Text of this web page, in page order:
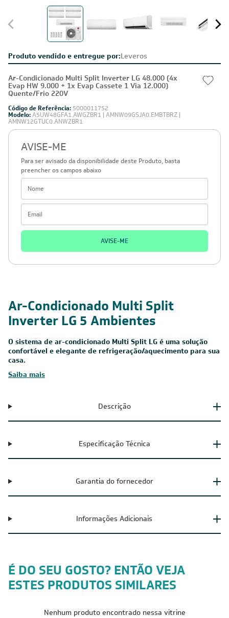
Produto vendido e entregue por:Leveros
Ar-Condicionado Multi Split Inverter LG 48.000 (4x
Evap HW 9.000 + 1x Evap Cassete 1 Via 12.000)
Quente/Frio 220V
Código de Referência: 5000011752
Modelo:A5UW48GFA1.AWGZBR1 | AMNW09GSJA0.EMBTBRZ |
AMNW12GTUC0.ANWZBR1
AVISE-ME
Para ser avisado da disponibilidade deste Produto, basta
preencher os campos abaixo
AVISE-ME
Ar-Condicionado Multi Split
Inverter LG 5 Ambientes
O sistema de ar-condicionado Multi Split LG é uma solução
confortável e elegante de refrigeração/aquecimento para sua
casa.
Saiba mais
Descrição
Especificação Técnica
Garantia do fornecedor
Informações Adicionais
É DO SEU GOSTO? ENTÃO VEJA
ESTES PRODUTOS SIMILARES
Nenhum produto encontrado nessa vitrine